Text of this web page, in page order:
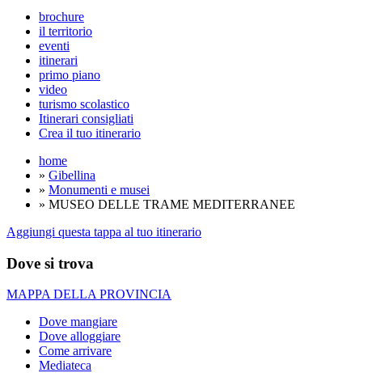
brochure
il territorio
eventi
itinerari
primo piano
video
turismo scolastico
Itinerari consigliati
Crea il tuo itinerario
home
» Gibellina
» Monumenti e musei
» MUSEO DELLE TRAME MEDITERRANEE
Aggiungi questa tappa al tuo itinerario
Dove si trova
MAPPA DELLA PROVINCIA
Dove mangiare
Dove alloggiare
Come arrivare
Mediateca